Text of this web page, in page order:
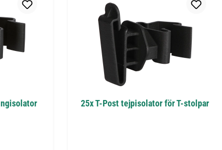
25x T-Post tejpisolator för T-stolpar